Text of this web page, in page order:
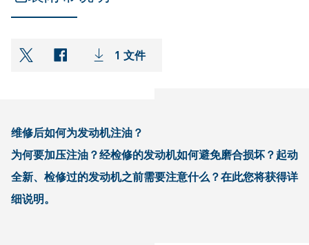
shareOntwitter
shareOnfacebook
1 文件
维修后如何为发动机注油？
为何要加压注油？经检修的发动机如何避免磨合损坏？起动
全新、检修过的发动机之前需要注意什么？在此您将获得详
细说明。